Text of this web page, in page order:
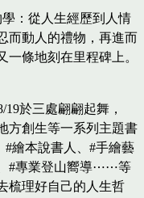
：從人生經歷到人情
而動人的禮物，再進而
條地刻在里程碑上。
19於三處翩翩起舞，
方創生等一系列主題書
#繪本說書人、#手繪藝
#專業登山嚮導⋯⋯等
梳理好自己的人生哲